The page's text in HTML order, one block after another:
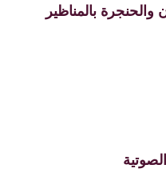
بالمناظير